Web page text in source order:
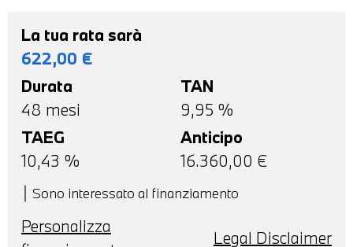
La tua rata sarà
622,00 €
Durata
48 mesi
TAN
9,95 %
TAEG
10,43 %
Anticipo
16.360,00 €
Sono interessato al finanziamento
Personalizza
Legal Disclaimer